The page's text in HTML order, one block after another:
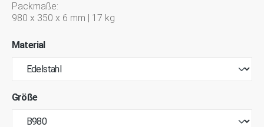
Packmaße:
980 x 350 x 6 mm | 17 kg
Material
Größe